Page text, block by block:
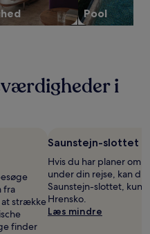
Pool
i
fra
at strække
finder
Saunstejn-slottet
Hvis du har planer om
under din rejse, kan
Saunstejn-slottet, kun
Hrensko.
Læs mindre